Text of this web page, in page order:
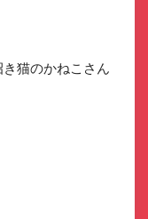
猫のかねこさん